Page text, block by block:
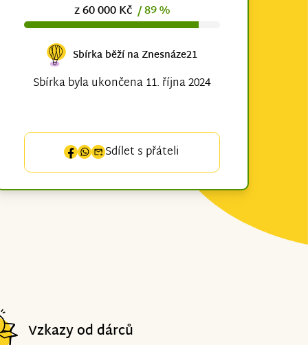
z 60 000 Kč / 89 %
Sbírka běží na Znesnáze21
Sbírka byla ukončena 11. října 2024
Sdílet s přáteli
Vzkazy od dárců